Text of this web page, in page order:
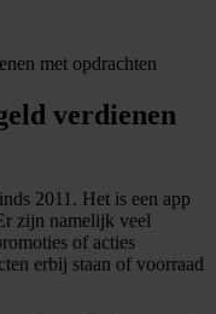
met opdrachten
verdienen
2011. Het is een app
zijn namelijk veel
of acties
erbij staan of voorraad